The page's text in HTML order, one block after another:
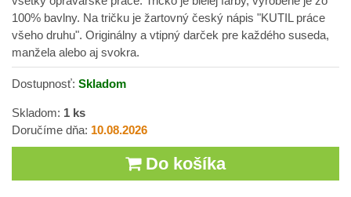
100% bavlny. Na tričku je žartovný český nápis "KUTIL práce
všeho druhu". Originálny a vtipný darček pre každého suseda,
manžela alebo aj svokra.
Dostupnosť: Skladom
Skladom: 1 ks
Doručíme dňa: 10.08.2026
Do košíka